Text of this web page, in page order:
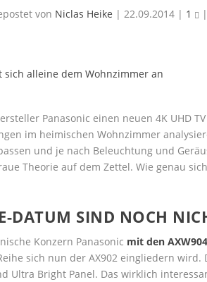
von Niclas Heike |22.09.2014 | 1 |
Panasonic einen neuen 4K UHD
im heimischen Wohnzimmer
und je nach Beleuchtung und
Theorie auf dem Zettel. Wie genau
DATUM SIND NOCH
Konzern Panasonic mit den
sich nun der AX902 eingliedern
Ultra Bright Panel. Das wirklich